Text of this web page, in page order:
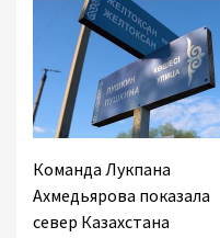
Команда Лукпана
Ахмедьярова показала
север Казахстана